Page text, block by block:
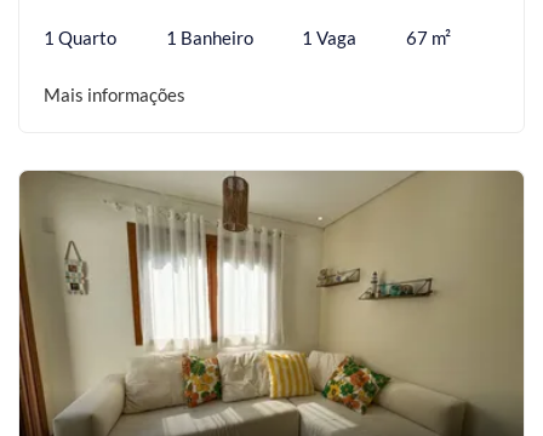
1 Quarto 1 Banheiro 1 Vaga 67 m²
Mais informações